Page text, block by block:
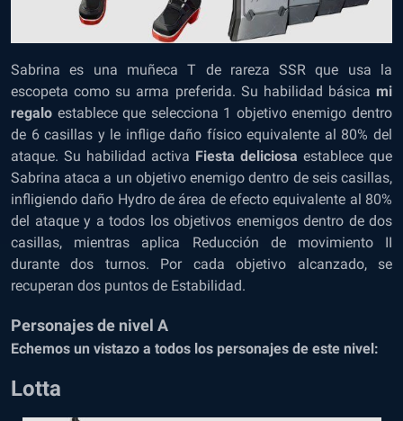
Sabrina es una muñeca T de rareza SSR que usa la
escopeta como su arma preferida. Su habilidad básica mi
regalo establece que selecciona 1 objetivo enemigo dentro
de 6 casillas y le inflige daño físico equivalente al 80% del
ataque. Su habilidad activa Fiesta deliciosa establece que
Sabrina ataca a un objetivo enemigo dentro de seis casillas,
infligiendo daño Hydro de área de efecto equivalente al 80%
del ataque y a todos los objetivos enemigos dentro de dos
casillas, mientras aplica Reducción de movimiento II
durante dos turnos. Por cada objetivo alcanzado, se
recuperan dos puntos de Estabilidad.
Personajes de nivel A
Echemos un vistazo a todos los personajes de este nivel:
Lotta